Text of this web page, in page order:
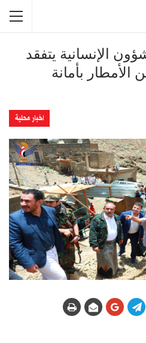
الإنسانية يتفقد
الأمطار بأمانة
اخبار محلية